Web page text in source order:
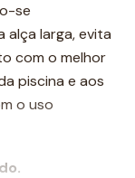
se
larga, evita
com o melhor
piscina e aos
o uso